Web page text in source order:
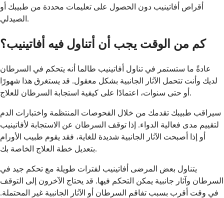
أقراص أفاتينيب دون الحصول على تعليمات محددة من طبيبك أو
الصيدلي.
كم من الوقت يجب أن أتناول فيه أفاتينيب؟
عادةً ما ستستمر في تناول أفاتينيب طالما أنه يتحكم في السرطان
لديك وأنت تتحمل الآثار الجانبية بشكل معقول. قد يستغرق هذا شهورًا
أو حتى سنوات، اعتمادًا على كيفية استجابة السرطان للعلاج.
سيراقب طبيبك تقدمك من خلال الفحوصات المنتظمة واختبارات الدم
لتقييم مدى فعالية الدواء. إذا توقف السرطان عن الاستجابة لأفاتينيب
أو إذا أصبحت الآثار الجانبية شديدة للغاية، فقد يقوم طبيب الأورام
بتعديل خطة العلاج الخاصة بك.
يتناول بعض المرضى أفاتينيب لفترات طويلة مع تحكم جيد في
السرطان وآثار جانبية يمكن التحكم فيها. قد يحتاج الآخرون إلى التوقف
في وقت أقرب بسبب تفاقم السرطان أو الآثار الجانبية غير المحتملة.